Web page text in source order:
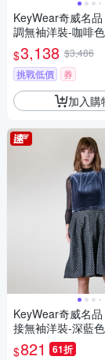
KeyWear奇威名
調無袖洋裝-咖啡色
$3,138 $3,486
挑戰低價
券
加入購
KeyWear奇威名
接無袖洋裝-深藍色
$821 61折